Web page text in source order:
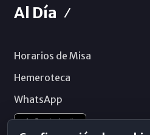
Al Día
Horarios de Misa
Hemeroteca
WhatsApp